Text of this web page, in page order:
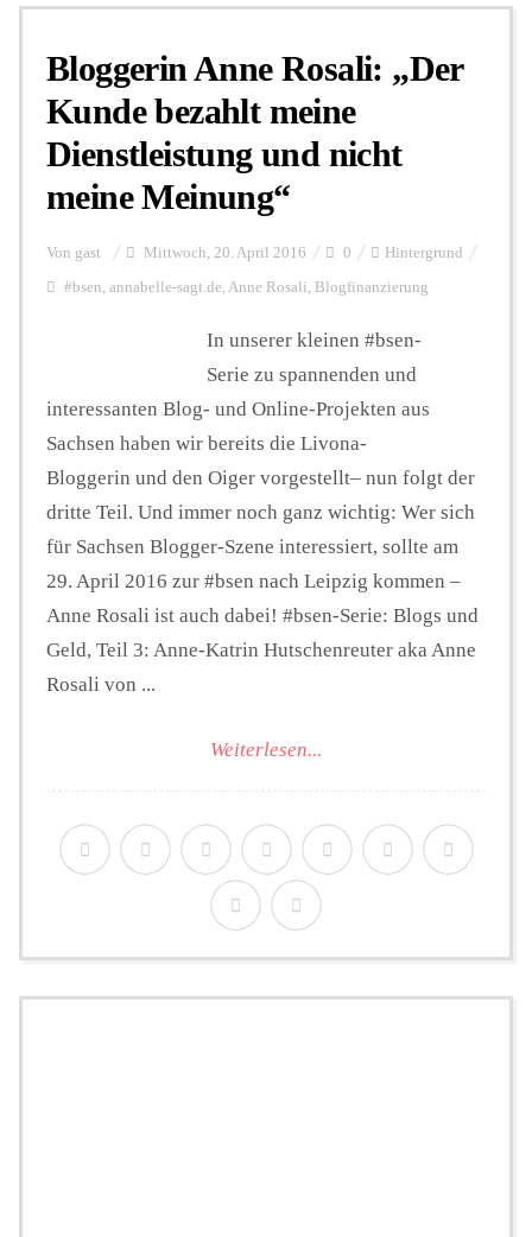
Personalien
Hintergrund
FUNKTURM-Beiträge
Podcast
Seminare
Unterstützen
Bloggerin Anne Rosali: „Der
Kunde bezahlt meine
Dienstleistung und nicht
meine Meinung“
Von gast Mittwoch, 20. April 2016 0 Hintergrund
#bsen, annabelle-sagt.de, Anne Rosali, Blogfinanzierung
In unserer kleinen #bsen-
Serie zu spannenden und
interessanten Blog- und Online-Projekten aus
Sachsen haben wir bereits die Livona-
Bloggerin und den Oiger vorgestellt– nun folgt der
dritte Teil. Und immer noch ganz wichtig: Wer sich
für Sachsen Blogger-Szene interessiert, sollte am
29. April 2016 zur #bsen nach Leipzig kommen –
Anne Rosali ist auch dabei! #bsen-Serie: Blogs und
Geld, Teil 3: Anne-Katrin Hutschenreuter aka Anne
Rosali von ...
Weiterlesen...